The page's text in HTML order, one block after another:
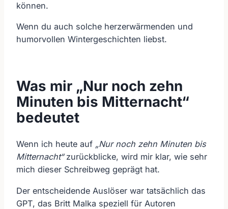
können.
Wenn du auch solche herzerwärmenden und
humorvollen Wintergeschichten liebst.
Was mir „Nur noch zehn
Minuten bis Mitternacht“
bedeutet
Wenn ich heute auf „Nur noch zehn Minuten bis
Mitternacht“zurückblicke, wird mir klar, wie sehr
mich dieser Schreibweg geprägt hat.
Der entscheidende Auslöser war tatsächlich das
GPT, das Britt Malka speziell für Autoren